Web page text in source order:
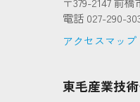
電話 027-290-
アクセスマップ
東毛産業技術